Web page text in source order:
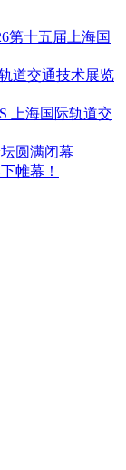
第十五届上海国
道交通技术展览
上海国际轨道交
圆满闭幕
帷幕！